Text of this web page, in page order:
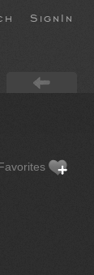
SignIn